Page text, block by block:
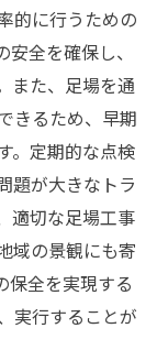
的に行うための
全を確保し、
また、足場を通
きるため、早期
。定期的な点検
題が大きなトラ
適切な足場工事
域の景観にも寄
保全を実現する
実行することが